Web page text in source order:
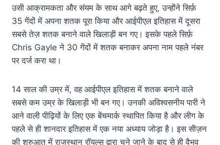
उसी आक्रामकता और संयम के साथ आगे बढ़ते हुए, उन्होंने सिर्फ़
35 गेंदों में अपना शतक पूरा किया और आईपीएल इतिहास में दूसरा
सबसे तेज़ शतक बनाने वाले खिलाड़ी बन गए। इसके पहले सिर्फ़
Chris Gayle ने 30 गेंदों में शतक बनाकर अपना नाम पहले नंबर
पर दर्ज करा था।
14 साल की उम्र में, वह आईपीएल इतिहास में शतक बनाने वाले
सबसे कम उम्र के खिलाड़ी भी बन गए। उनकी अविश्वसनीय पारी ने
आने वाली पीढ़ियों के लिए एक बेंचमार्क स्थापित किया है और लीग के
पहले से ही शानदार इतिहास में एक नया अध्याय जोड़ा है। इस सीज़न
की शुरुआत में राजस्थान रॉयल्स द्वारा चुने जाने के बाद से ही वैभव